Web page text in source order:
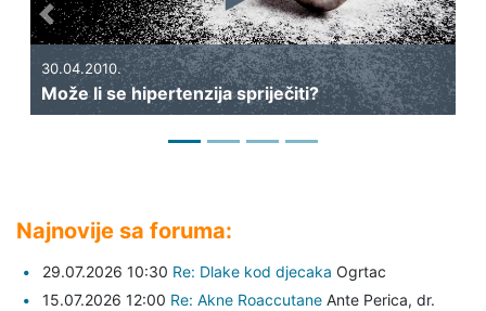
30.04.2010.
Može li se hipertenzija spriječiti?
Previous Next
Najnovije sa foruma:
29.07.2026 10:30 Re: Dlake kod djecaka Ogrtac
15.07.2026 12:00 Re: Akne Roaccutane Ante Perica, dr.